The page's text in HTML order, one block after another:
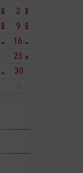
2
9
16
23
30